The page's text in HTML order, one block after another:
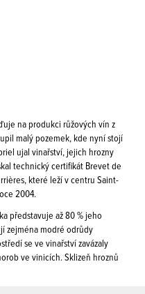
na produkci růžových vín z
malý pozemek, kde nyní stojí
ujal vinařství, jejich hrozny
technický certifikát Brevet de
které leží v centru Saint-
2004.
představuje až 80 % jeho
zejména modré odrůdy
se ve vinařství zavázaly
ve vinicích. Sklizeň hroznů